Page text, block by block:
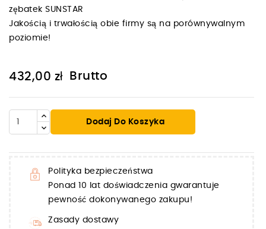
zębatek SUNSTAR
Jakością i trwałością obie firmy są na porównywalnym
poziomie!
432,00 zł Brutto
Dodaj Do Koszyka
Polityka bezpieczeństwa
Ponad 10 lat doświadczenia gwarantuje
pewność dokonywanego zakupu!
Zasady dostawy